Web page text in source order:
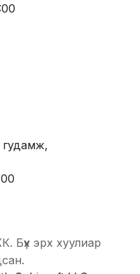
Бүх эрх хуулиар